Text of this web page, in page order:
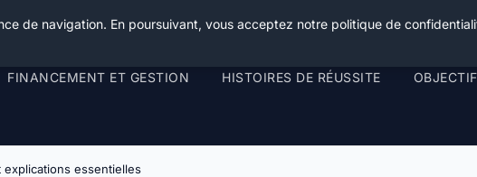
FINANCEMENT ET GESTION HISTOIRES DE RÉUSSITE
essentielles
de navigation. En poursuivant, vous acceptez notre politique de